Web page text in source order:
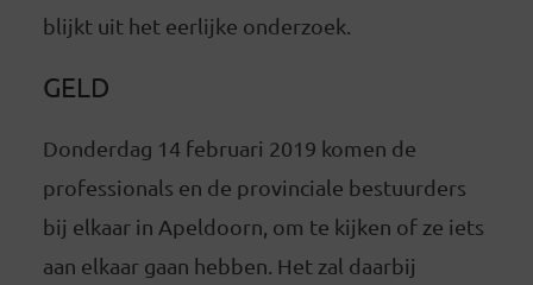
blijkt uit het eerlijke onderzoek.
GELD
Donderdag 14 februari 2019 komen de
professionals en de provinciale bestuurders
bij elkaar in Apeldoorn, om te kijken of ze iets
aan elkaar gaan hebben. Het zal daarbij